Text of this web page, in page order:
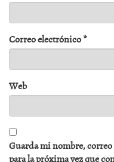
Correo electrónico*
Web
Guarda mi nombre,
para la próxima vez que